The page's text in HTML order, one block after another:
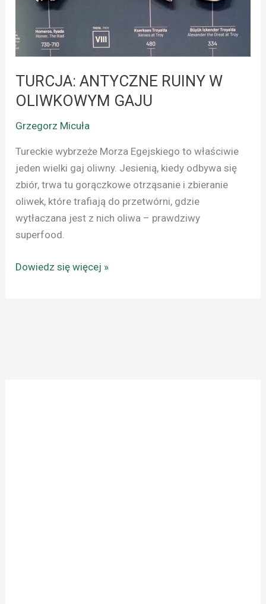
TURCJA: ANTYCZNE RUINY W
OLIWKOWYM GAJU
Grzegorz Micuła
Tureckie wybrzeże Morza Egejskiego to właściwie
jeden wielki gaj oliwny. Jesienią, kiedy odbywa się
zbiór, trwa tu gorączkowe otrząsanie i zbieranie
oliwek, które trafiają do przetwórni, gdzie
wytłaczana jest z nich oliwa – prawdziwy
superfood.
OLIWKOWYM
Dowiedz się więcej »